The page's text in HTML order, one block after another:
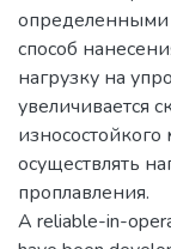
способ
нагрузку на
увеличивается
износостойкого
осуществлять
проплавления.
A reliable-in-